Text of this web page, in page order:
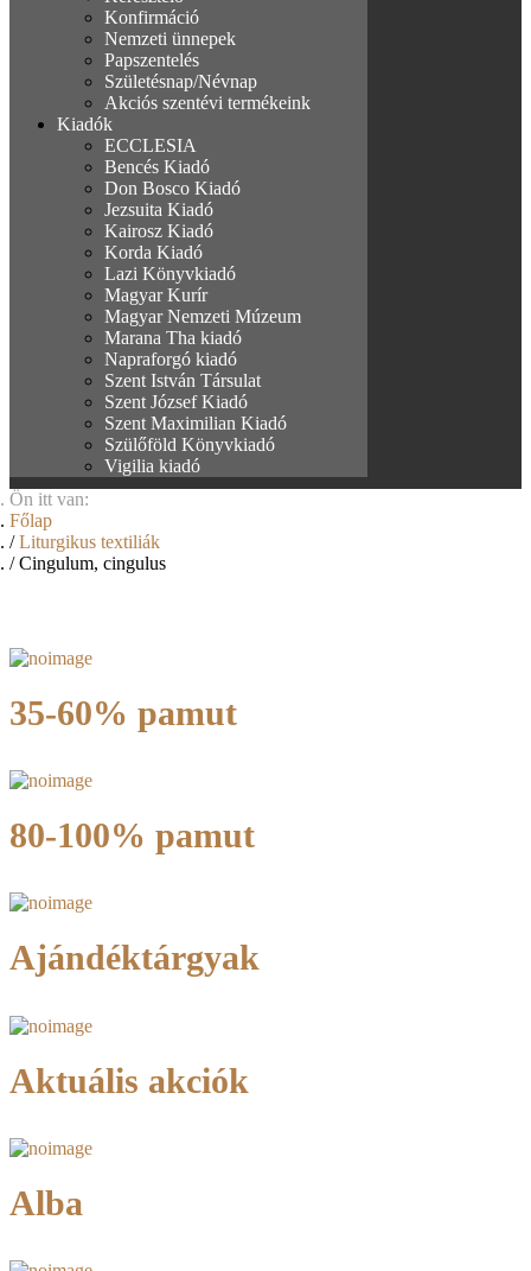
Konfirmáció
Nemzeti ünnepek
Papszentelés
Születésnap/Névnap
Akciós szentévi termékeink
Kiadók
ECCLESIA
Bencés Kiadó
Don Bosco Kiadó
Jezsuita Kiadó
Kairosz Kiadó
Korda Kiadó
Lazi Könyvkiadó
Magyar Kurír
Magyar Nemzeti Múzeum
Marana Tha kiadó
Napraforgó kiadó
Szent István Társulat
Szent József Kiadó
Szent Maximilian Kiadó
Szülőföld Könyvkiadó
Vigilia kiadó
Ön itt van:
Főlap
Liturgikus textiliák
Cingulum, cingulus
35-60% pamut
80-100% pamut
Ajándéktárgyak
Aktuális akciók
Alba